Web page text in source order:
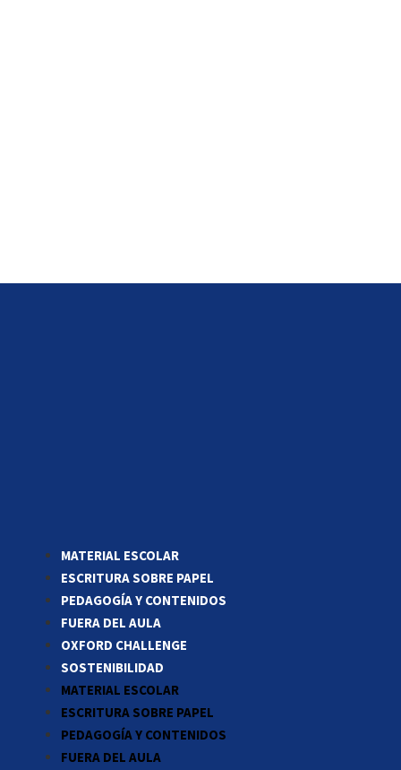
MATERIAL ESCOLAR
ESCRITURA SOBRE PAPEL
PEDAGOGÍA Y CONTENIDOS
FUERA DEL AULA
OXFORD CHALLENGE
SOSTENIBILIDAD
MATERIAL ESCOLAR
ESCRITURA SOBRE PAPEL
PEDAGOGÍA Y CONTENIDOS
FUERA DEL AULA